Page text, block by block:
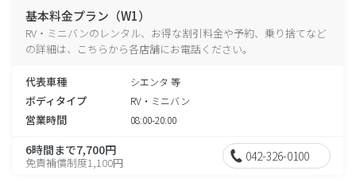
基本料金プラン（W1）
RV・ミニバンのレンタル、お得な割引料金や予約、乗り捨てなど
の詳細は、こちらから各店舗にお電話ください。
代表車種 シエンタ 等
ボディタイプ RV・ミニバン
営業時間 08:00-20:00
6時間まで7,700円
免責補償制度1,100円 042-326-0100